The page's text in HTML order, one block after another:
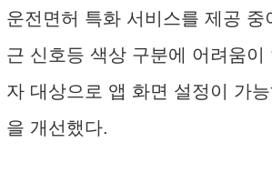
운전면허 특화 서비스를 제공 중
근 신호등 색상 구분에 어려움이
자 대상으로 앱 화면 설정이 가
을 개선했다.